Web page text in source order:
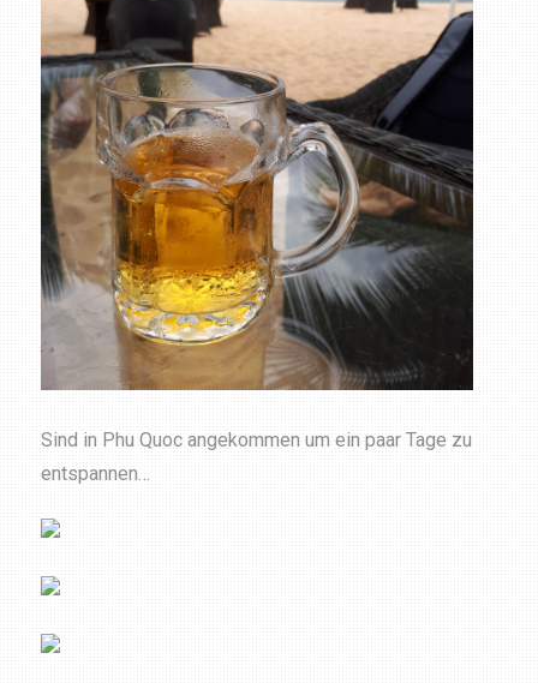
Sind in Phu Quoc angekommen um ein paar Tage zu
entspannen…